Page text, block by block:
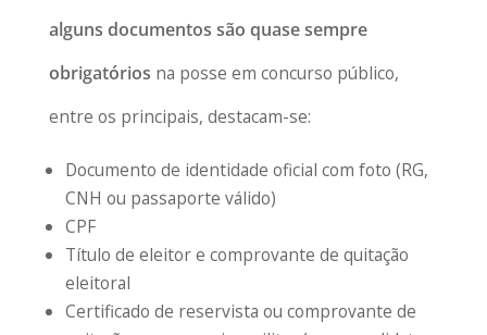
alguns documentos são quase sempre
obrigatórios na posse em concurso público,
entre os principais, destacam-se:
Documento de identidade oficial com foto (RG,
CNH ou passaporte válido)
CPF
Título de eleitor e comprovante de quitação
eleitoral
Certificado de reservista ou comprovante de